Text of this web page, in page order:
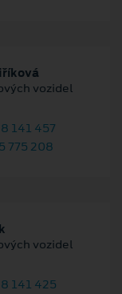
vozidel
141 457
775 208
vozidel
141 425